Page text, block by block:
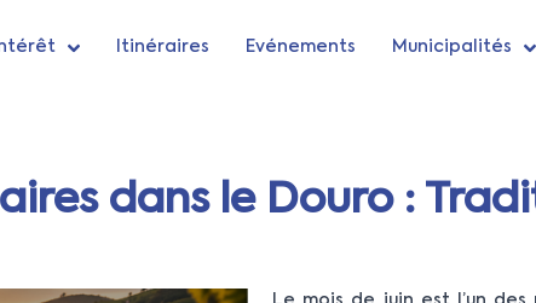
Itinéraires Evénements Municipalités
dans le Douro :